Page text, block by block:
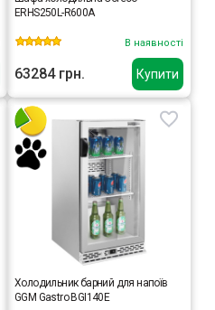
Купити
ERHS250L-R600A
В наявності
63284 грн.
Холодильник барний для напоїв
GGM Gastro BGI140E